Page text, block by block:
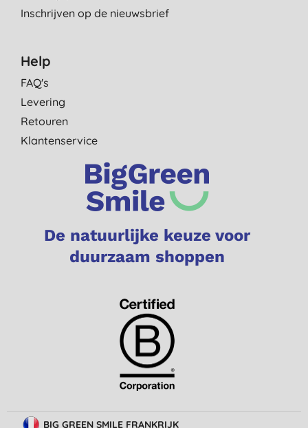
Inschrijven op de nieuwsbrief
Help
FAQ's
Levering
Retouren
Klantenservice
De natuurlijke keuze voor
duurzaam shoppen
BIG GREEN SMILE FRANKRIJK